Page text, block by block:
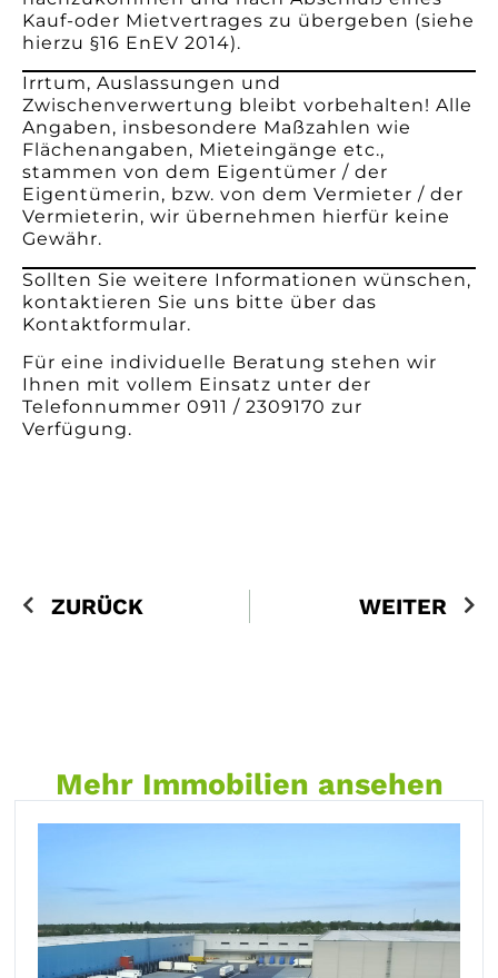
Kauf-oder Mietvertrages zu übergeben (siehe
hierzu §16 EnEV 2014).
Irrtum, Auslassungen und
Zwischenverwertung bleibt vorbehalten! Alle
Angaben, insbesondere Maßzahlen wie
Flächenangaben, Mieteingänge etc.,
stammen von dem Eigentümer / der
Eigentümerin, bzw. von dem Vermieter / der
Vermieterin, wir übernehmen hierfür keine
Gewähr.
Sollten Sie weitere Informationen wünschen,
kontaktieren Sie uns bitte über das
Kontaktformular.
Für eine individuelle Beratung stehen wir
Ihnen mit vollem Einsatz unter der
Telefonnummer 0911 / 2309170 zur
Verfügung.
ZURÜCK WEITER
Mehr Immobilien ansehen